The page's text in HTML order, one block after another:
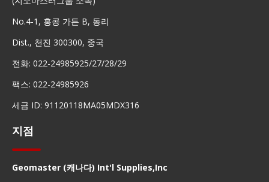
No.4-1, 홍콩 가든 B, 동리
Dist., 천진 300300, 중국
전화: 022-24985925/27/28/29
팩스: 022-24985926
세금 ID: 91120118MA05MDX316
지점
Geomaster (캐나다) Int'l Supplies,Inc